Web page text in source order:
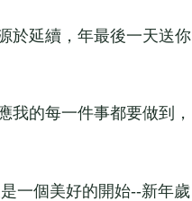
延續，年最後一天送你
的每一件事都要做到，
一個美好的開始--新年歲